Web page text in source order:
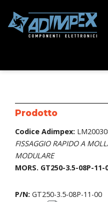
Prodotto
Codice Adimpex:
FISSAGGIO RAPIDO A
MODULARE
MORS. GT250-3.5-08P-11-
P/N: GT250-3.5-08P-11-00